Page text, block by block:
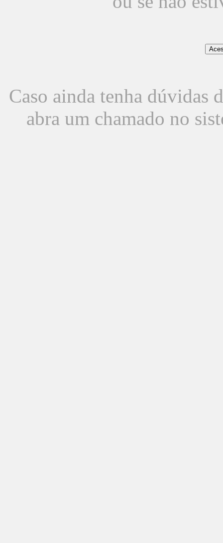
Caso ainda tenha dúvidas
abra um chamado no